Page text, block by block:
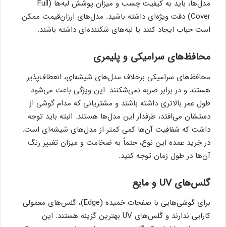
مدل‌ها، باید به کیفیت چسب و میزان پوشش لبه‌ها (Full
Cover) دقت ویژه‌ای داشته باشید. مدل‌های ارزان‌قیمت ممکن
است حباب ایجاد کنند یا لبه‌های شکننده‌ای داشته باشند.
محافظ‌های سرامیکی و پلیمری
محافظ‌های سرامیکی برخلاف مدل‌های شیشه‌ای، انعطاف‌پذیر
هستند و در برابر ضربه نمی‌شکنند. این ویژگی باعث می‌شود
طول عمر بالاتری داشته باشند و مشتریانی که مدام گوشی از
دستشان می‌افتد، طرفدار این مدل‌ها هستند. البته باید توجه
داشت که شفافیت آن‌ها کمی کمتر از مدل‌های شیشه‌ای است.
در خرید عمده این نوع، حتماً به ضخامت و میزان تغییر رنگ
آن‌ها در طول زمان توجه کنید.
گلس‌های UV و مایع
برای گوشی‌هایی با صفحات خمیده (Edge)، گلس‌های معمولی
کارایی ندارند و گلس‌های UV بهترین گزینه هستند. این